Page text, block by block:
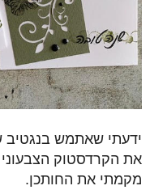
ידעתי שאתמש בנגטיב
מקמתי את החותכן.